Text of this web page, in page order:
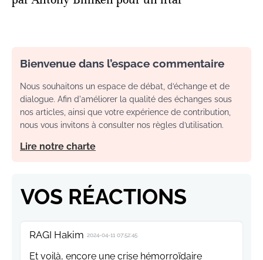
Bienvenue dans l’espace commentaire
Nous souhaitons un espace de débat, d’échange et de
dialogue. Afin d'améliorer la qualité des échanges sous
nos articles, ainsi que votre expérience de contribution,
nous vous invitons à consulter nos règles d’utilisation.
Lire notre charte
VOS RÉACTIONS
RAGI Hakim 2024-04-11 07:52:45
Et voilà, encore une crise hémorroïdaire